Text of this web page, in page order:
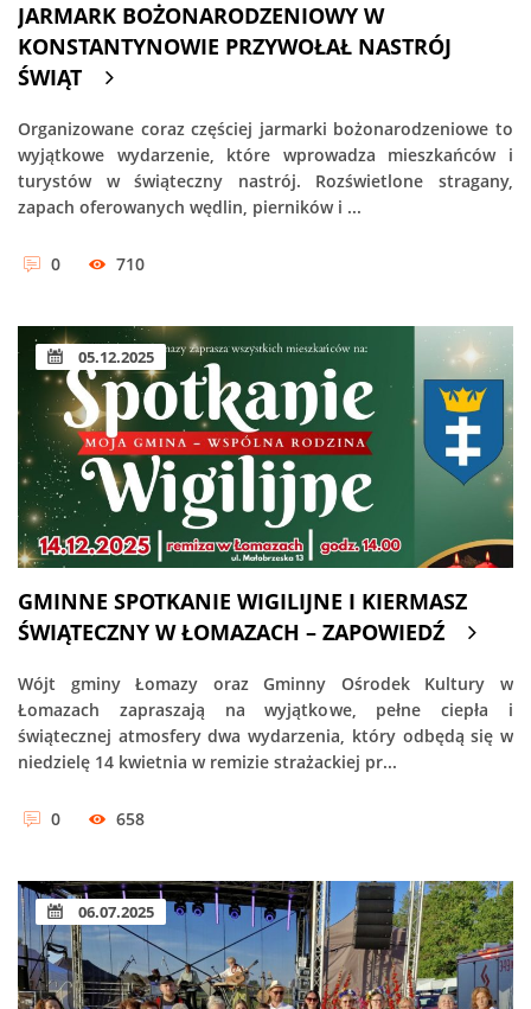
JARMARK BOŻONARODZENIOWY W
KONSTANTYNOWIE PRZYWOŁAŁ NASTRÓJ
ŚWIĄT
Organizowane coraz częściej jarmarki bożonarodzeniowe to
wyjątkowe wydarzenie, które wprowadza mieszkańców i
turystów w świąteczny nastrój. Rozświetlone stragany,
zapach oferowanych wędlin, pierników i ...
0 710
05.12.2025
GMINNE SPOTKANIE WIGILIJNE I KIERMASZ
ŚWIĄTECZNY W ŁOMAZACH – ZAPOWIEDŹ
Wójt gminy Łomazy oraz Gminny Ośrodek Kultury w
Łomazach zapraszają na wyjątkowe, pełne ciepła i
świątecznej atmosfery dwa wydarzenia, który odbędą się w
niedzielę 14 kwietnia w remizie strażackiej pr...
0 658
06.07.2025